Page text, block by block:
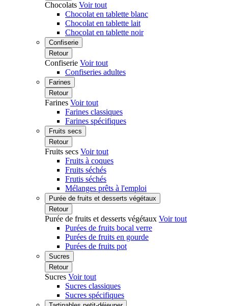
Chocolats Voir tout
Chocolat en tablette blanc
Chocolat en tablette lait
Chocolat en tablette noir
Confiserie
Retour
Confiserie Voir tout
Confiseries adultes
Farines
Retour
Farines Voir tout
Farines classiques
Farines spécifiques
Fruits secs
Retour
Fruits secs Voir tout
Fruits à coques
Fruits séchés
Frutis séchés
Mélanges prêts à l'emploi
Purée de fruits et desserts végétaux
Retour
Purée de fruits et desserts végétaux Voir tout
Purées de fruits bocal verre
Purées de fruits en gourde
Purées de fruits pot
Sucres
Retour
Sucres Voir tout
Sucres classiques
Sucres spécifiques